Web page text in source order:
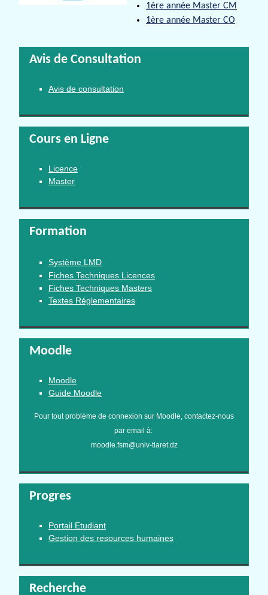
Avis de Consultation
Avis de consultation
Cours en Ligne
Licence
Master
Formation
Système LMD
Fiches Techniques Licences
Fiches Techniques Masters
Textes Réglementaires
Moodle
Moodle
Guide Moodle
Pour tout problème de connexion sur Moodle, contactez-nous
par email à:
moodle.fsm@univ-tiaret.dz
Progres
Portail Etudiant
Gestion des resources humaines
Recherche
1ère année Master CM
1ère année Master CO